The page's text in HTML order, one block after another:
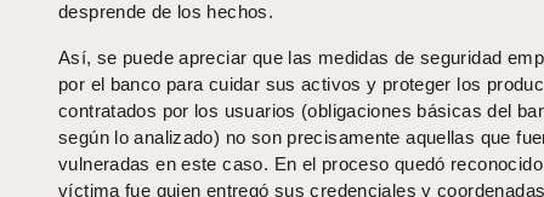
desprende de los hechos.
Así, se puede apreciar que las medidas de seguridad
por el banco para cuidar sus activos y proteger los
contratados por los usuarios (obligaciones básicas del
según lo analizado) no son precisamente aquellas que
vulneradas en este caso. En el proceso quedó
víctima fue quien entregó sus credenciales y